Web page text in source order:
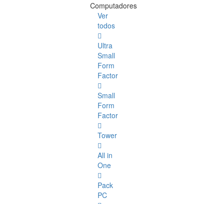
Computadores
Ver
todos
Ultra
Small
Form
Factor
Small
Form
Factor
Tower
All in
One
Pack
PC